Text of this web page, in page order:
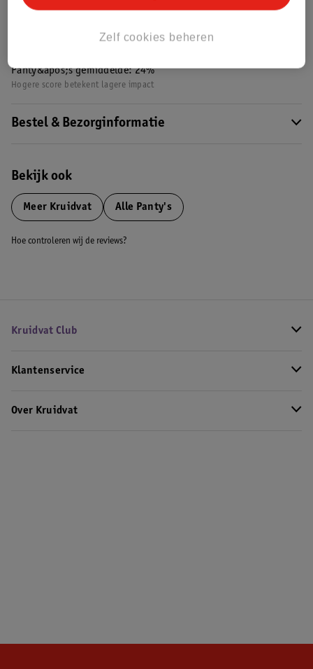
Gebaseerd op wereldwijde
Panty&apos;s gemiddelde: 24%
Hogere score betekent lagere impact
Bestel & Bezorginformatie
Bekijk ook
Meer Kruidvat Alle Panty's
Hoe controleren wij de reviews?
Kruidvat Club
Klantenservice
Over Kruidvat
Zelf cookies beheren